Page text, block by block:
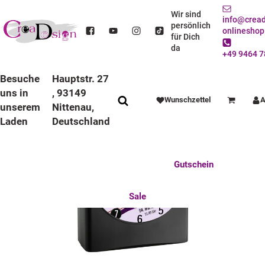
Wir sind
persönlich
für Dich
da
+49 9464
Besuche
uns in
unserem
Laden
Hauptstr. 27
, 93149
Nittenau,
Deutschland
Wunschzettel Warenkorb
Gutschein
Sale
KINDER FUNKWECKER SCHWARZ SCRAPBOOKING